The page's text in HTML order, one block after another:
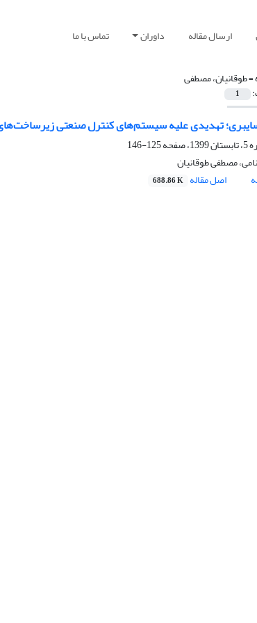
ارسال مقاله داوران تماس با ما
=طوقانیان، مصطفی
1
تهدیدی علیه سیستم‌های کنترل صنعتی
125-146
مصطفی طوقانیان
اصل مقاله 688.86 K